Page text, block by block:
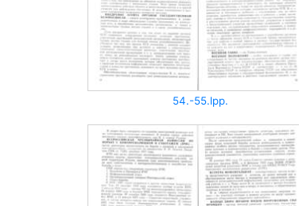
54.-55.lpp.